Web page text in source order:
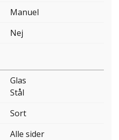
Manuel
Nej
Glas
Stål
Sort
Alle sider